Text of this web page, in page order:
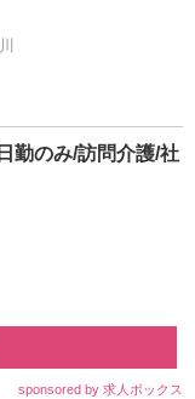
勤のみ/訪問介護/社
sponsored by 求人ボックス